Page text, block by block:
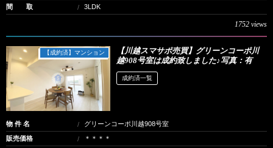
間 取
3LDK
1752 views
【成約済】マンション
【川越スマサポ売買】グリーンコーポ川
越908号室は成約致しました♪写真：有
成約済一覧
物 件 名
グリーンコーポ川越908号室
販売価格
＊＊＊＊